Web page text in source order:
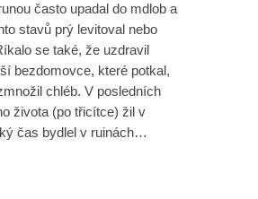
často upadal do mdlob a
stavů prý levitoval nebo
se také, že uzdravil
bezdomovce, které potkal,
chléb. V posledních
života (po třicítce) žil v
čas bydlel v ruinách…